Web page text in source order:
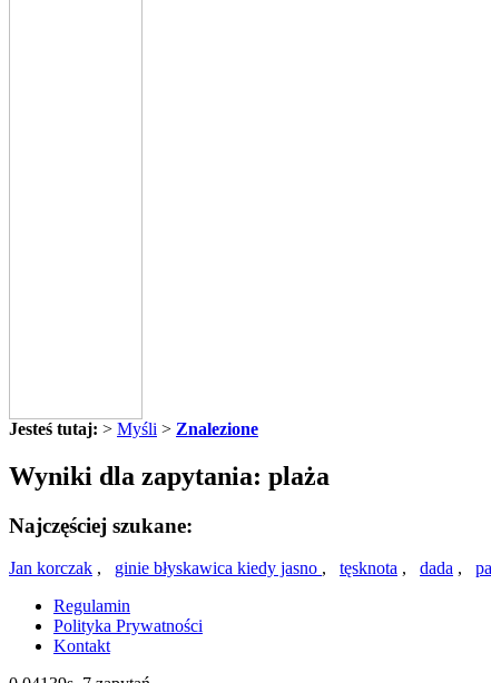
Jesteś tutaj: > Myśli > Znalezione
Wyniki dla zapytania: plaża
Najczęściej szukane:
Jan korczak , ginie błyskawica kiedy jasno , tęsknota , dada ,
Regulamin
Polityka Prywatności
Kontakt